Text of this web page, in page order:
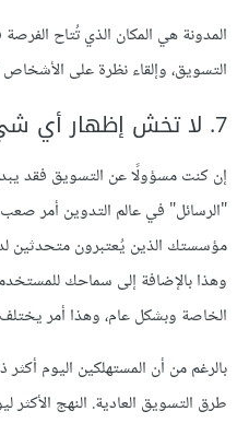
المدونة هي المكان الذي تُتاح الفرصة
التسويق، وإلقاء نظرة على
7. لا تخش إظهار أي شيء
إن كنت مسؤولًا عن التسويق فقد
"الرسائل" في عالم التدوين أمر
مؤسستك الذين يُعتبرون متحدثين
وهذا بالإضافة إلى سماحك
الخاصة وبشكل عام، وهذا أمر يختلف
بالرغم من أن المستهلكين اليوم
طرق التسويق العادية. النهج الأكثر